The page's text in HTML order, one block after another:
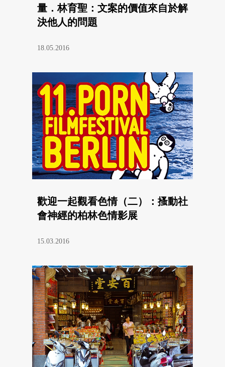
量．林育聖：文案的價值來自於解
決他人的問題
18.05.2016
歡迎一起觀看色情（二）：搔動社
會神經的柏林色情影展
15.03.2016